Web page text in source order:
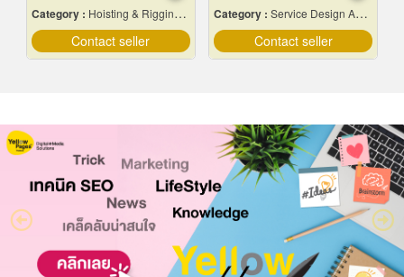
Category : Hoisting & Rigging Equipment
Contact seller
Category : Service Design And Advertising 24 Hours.
Contact seller